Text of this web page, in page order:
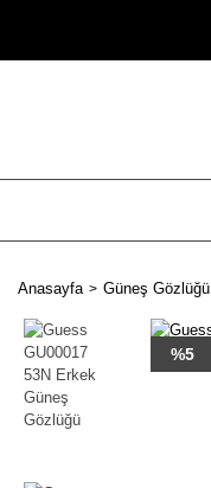
Anasayfa Güneş Gözlüğü
%5